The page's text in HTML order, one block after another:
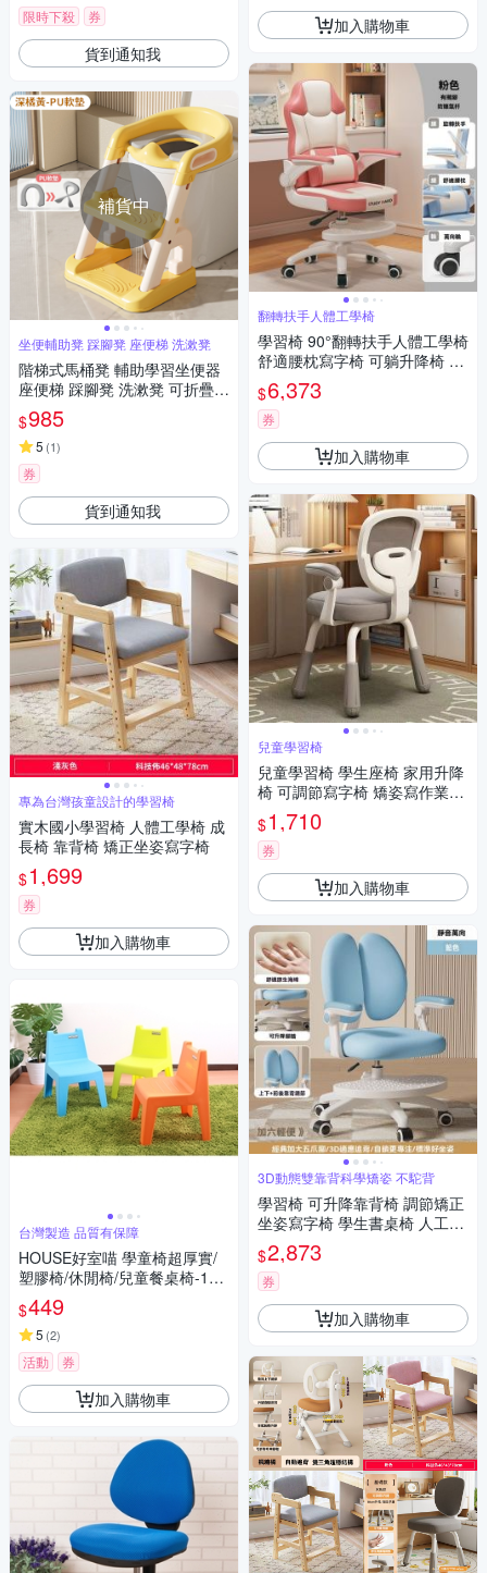
限時下殺 券
貨到通知我
補貨中
坐便輔助凳 踩腳凳 座便梯 洗漱凳
階梯式馬桶凳 輔助學習坐便器
座便梯 踩腳凳 洗漱凳 可折疊腳
踏凳
$985
5 (1)
券
貨到通知我
專為台灣孩童設計的學習椅
實木國小學習椅 人體工學椅 成
長椅 靠背椅 矯正坐姿寫字椅
$1,699
券
加入購物車
台灣製造 品質有保障
HOUSE好室喵 學童椅超厚實/
塑膠椅/休閒椅/兒童餐桌椅-1入
台灣製造 三色可選
$449
5 (2)
活動 券
加入購物車
加入購物車
翻轉扶手人體工學椅
學習椅 90°翻轉扶手人體工學椅
舒適腰枕寫字椅 可躺升降椅 家
用遊戲電競椅
$6,373
券
加入購物車
兒童學習椅
兒童學習椅 學生座椅 家用升降
椅 可調節寫字椅 矯姿寫作業書
桌椅
$1,710
券
加入購物車
3D動態雙靠背科學矯姿 不駝背
學習椅 可升降靠背椅 調節矯正
坐姿寫字椅 學生書桌椅 人工體
學椅 多功能成長椅 家用電腦椅
$2,873
券
加入購物車